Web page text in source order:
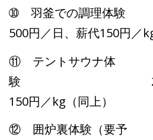
➉ 羽釜での
500円／日、薪代150円／
⑪ テントサウナ体
験 2,000円
150円／kg（同上）
⑫ 囲炉裏体験（要予